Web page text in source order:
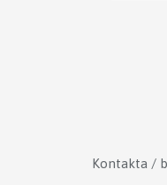
Kontakta /